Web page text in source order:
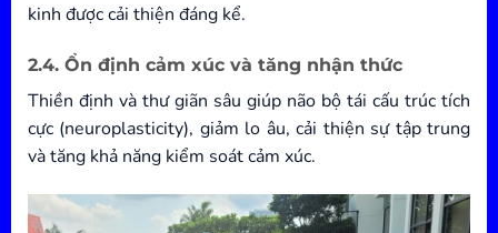
kinh được cải thiện đáng kể.
2.4. Ổn định cảm xúc và tăng nhận thức
Thiền định và thư giãn sâu giúp não bộ tái cấu trúc tích
cực (neuroplasticity), giảm lo âu, cải thiện sự tập trung
và tăng khả năng kiểm soát cảm xúc.